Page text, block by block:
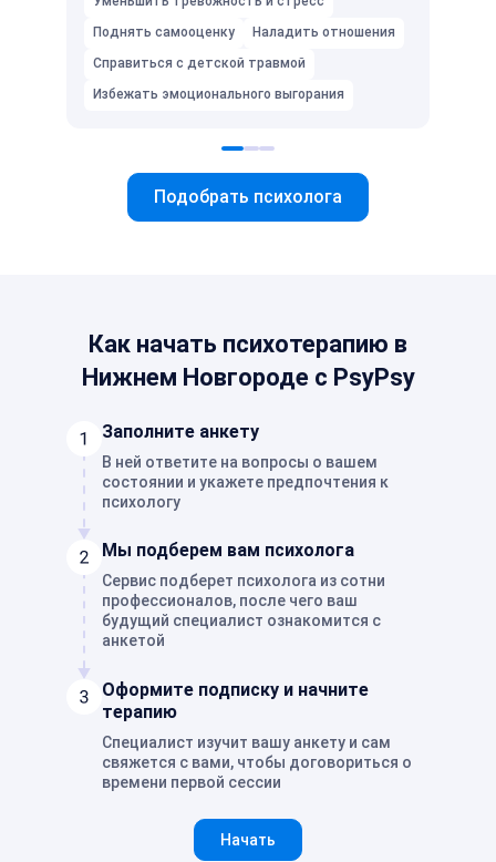
Поднять самооценку
Наладить отношения
Справиться с детской травмой
Избежать эмоционального выгорания
Подобрать психолога
Как начать психотерапию в
Нижнем Новгороде с PsyPsy
Заполните анкету
В ней ответите на вопросы о вашем
состоянии и укажете предпочтения к
психологу
Мы подберем вам психолога
Сервис подберет психолога из сотни
профессионалов, после чего ваш
будущий специалист ознакомится с
анкетой
Оформите подписку и начните
терапию
Специалист изучит вашу анкету и сам
свяжется с вами, чтобы договориться о
времени первой сессии
Начать